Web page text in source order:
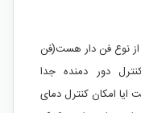
از نوع فن دار هست(فن
دور دمنده جدا
المنت۲۲۰ولت است ایا امکان کنترل دمای